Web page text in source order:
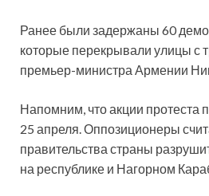
Ранее были задержаны 60
которые перекрывали улицы с
премьер-министра Армении
Напомним, что акции протеста
25 апреля. Оппозиционеры
правительства страны
на республике и Нагорном